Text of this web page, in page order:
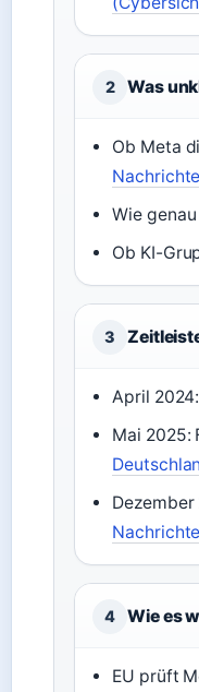
2 Was
Ob Meta
Wie
Ob KI-
3
April
Mai 2025:
4 Wie es
EU prüft